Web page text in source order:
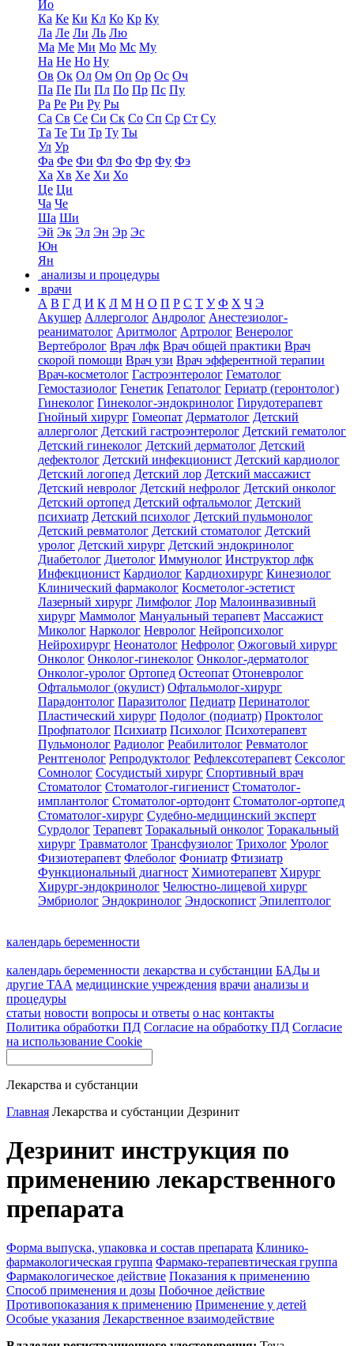
Йо
Ка Ке Ки Кл Ко Кр Ку
Ла Ле Ли Ль Лю
Ма Ме Ми Мо Мс Му
На Не Но Ну
Ов Ок Ол Ом Оп Ор Ос Оч
Па Пе Пи Пл По Пр Пс Пу
Ра Ре Ри Ру Ры
Са Св Се Си Ск Со Сп Ср Ст Су
Та Те Ти Тр Ту Ты
Ул Ур
Фа Фе Фи Фл Фо Фр Фу Фэ
Ха Хв Хе Хи Хо
Це Ци
Ча Че
Ша Ши
Эй Эк Эл Эн Эр Эс
Юн
Ян
анализы и процедуры
врачи
А В Г Д И К Л М Н О П Р С Т У Ф Х Ч Э
Акушер Аллерголог Андролог Анестезиолог-
реаниматолог Аритмолог Артролог Венеролог
Вертебролог Врач лфк Врач общей практики Врач
скорой помощи Врач узи Врач эфферентной терапии
Врач-косметолог Гастроэнтеролог Гематолог
Гемостазиолог Генетик Гепатолог Гериатр (геронтолог)
Гинеколог Гинеколог-эндокринолог Гирудотерапевт
Гнойный хирург Гомеопат Дерматолог Детский
аллерголог Детский гастроэнтеролог Детский гематолог
Детский гинеколог Детский дерматолог Детский
дефектолог Детский инфекционист Детский кардиолог
Детский логопед Детский лор Детский массажист
Детский невролог Детский нефролог Детский онколог
Детский ортопед Детский офтальмолог Детский
психиатр Детский психолог Детский пульмонолог
Детский ревматолог Детский стоматолог Детский
уролог Детский хирург Детский эндокринолог
Диабетолог Диетолог Иммунолог Инструктор лфк
Инфекционист Кардиолог Кардиохирург Кинезиолог
Клинический фармаколог Косметолог-эстетист
Лазерный хирург Лимфолог Лор Малоинвазивный
хирург Маммолог Мануальный терапевт Массажист
Миколог Нарколог Невролог Нейропсихолог
Нейрохирург Неонатолог Нефролог Ожоговый хирург
Онколог Онколог-гинеколог Онколог-дерматолог
Онколог-уролог Ортопед Остеопат Отоневролог
Офтальмолог (окулист) Офтальмолог-хирург
Парадонтолог Паразитолог Педиатр Перинатолог
Пластический хирург Подолог (подиатр) Проктолог
Профпатолог Психиатр Психолог Психотерапевт
Пульмонолог Радиолог Реабилитолог Ревматолог
Рентгенолог Репродуктолог Рефлексотерапевт Сексолог
Сомнолог Сосудистый хирург Спортивный врач
Стоматолог Стоматолог-гигиенист Стоматолог-
имплантолог Стоматолог-ортодонт Стоматолог-ортопед
Стоматолог-хирург Судебно-медицинский эксперт
Сурдолог Терапевт Торакальный онколог Торакальный
хирург Травматолог Трансфузиолог Трихолог Уролог
Физиотерапевт Флеболог Фониатр Фтизиатр
Функциональный диагност Химиотерапевт Хирург
Хирург-эндокринолог Челюстно-лицевой хирург
Эмбриолог Эндокринолог Эндоскопист Эпилептолог
календарь беременности
календарь беременности лекарства и субстанции БАДы и
другие ТАА медицинские учреждения врачи анализы и
процедуры
статьи новости вопросы и ответы о нас контакты
Политика обработки ПД Согласие на обработку ПД Согласие
на использование Cookie
Лекарства и субстанции
Главная Лекарства и субстанции Дезринит
Дезринит инструкция по
применению лекарственного
препарата
Форма выпуска, упаковка и состав препарата Клинико-
фармакологическая группа Фармако-терапевтическая группа
Фармакологическое действие Показания к применению
Способ применения и дозы Побочное действие
Противопоказания к применению Применение у детей
Особые указания Лекарственное взаимодействие